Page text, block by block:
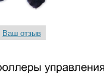
Ваш отзыв